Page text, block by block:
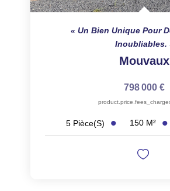
Un Bien Unique Pour
Inoubliables.
Mouvaux
798 000 €
5 Pièce(s) 150 M²